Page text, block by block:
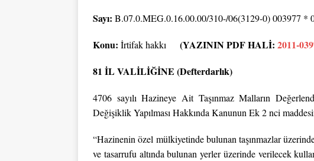
Sayı: B.07.0.MEG.0.16.00.00/310-/06(3129-0) 003977 *
Konu: İrtifak hakkı (YAZININ PDF HALİ: 2011-
81 İL VALİLİĞİNE (Defterdarlık)
4706 sayılı Hazineye Ait Taşınmaz Malların
Değişiklik Yapılması Hakkında Kanunun Ek 2 nci
“Hazinenin özel mülkiyetinde bulunan taşınmazlar
ve tasarrufu altında bulunan yerler üzerinde verilecek